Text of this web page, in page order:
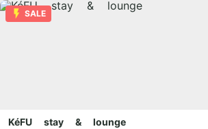
SALE
KéFU stay & lounge